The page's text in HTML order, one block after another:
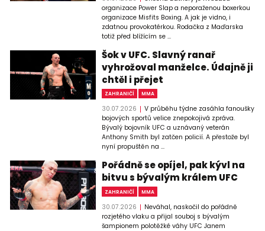
organizace Power Slap a neporaženou boxerkou
organizace Misfits Boxing. A jak je vidno, i
zdatnou provokatérkou. Rodačka z Maďarska
totiž před blížícím se ...
Šok v UFC. Slavný ranař
vyhrožoval manželce. Údajně ji
chtěl i přejet
ZAHRANIČÍ MMA
30.07.2026
V průběhu týdne zasáhla fanoušky
bojových sportů velice znepokojivá zpráva.
Bývalý bojovník UFC a uznávaný veterán
Anthony Smith byl zatčen policií. A přestože byl
nyní propuštěn na ...
Pořádně se opíjel, pak kývl na
bitvu s bývalým králem UFC
ZAHRANIČÍ MMA
30.07.2026
Neváhal, naskočil do pořádně
rozjetého vlaku a přijal souboj s bývalým
šampionem polotěžké váhy UFC Janem